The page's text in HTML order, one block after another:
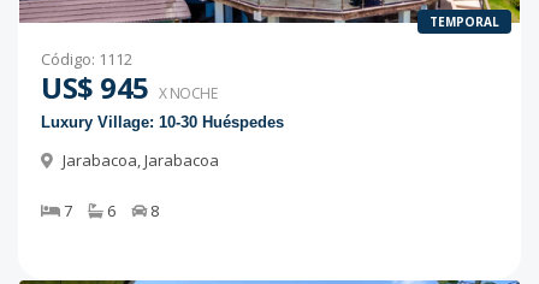
TEMPORAL
Código: 1112
US$ 945 X NOCHE
Luxury Village: 10-30 Huéspedes
Jarabacoa,Jarabacoa
7 6 8